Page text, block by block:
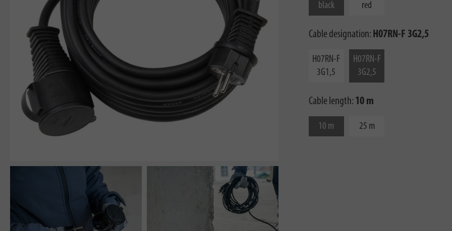
black red
Cable designation: H07RN-F 3G2,5
H07RN-F
3G1,5
H07RN-F
3G2,5
Cable length: 10 m
10 m 25 m